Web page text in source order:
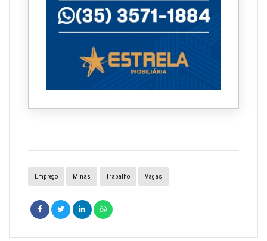
Emprego Minas Trabalho Vagas